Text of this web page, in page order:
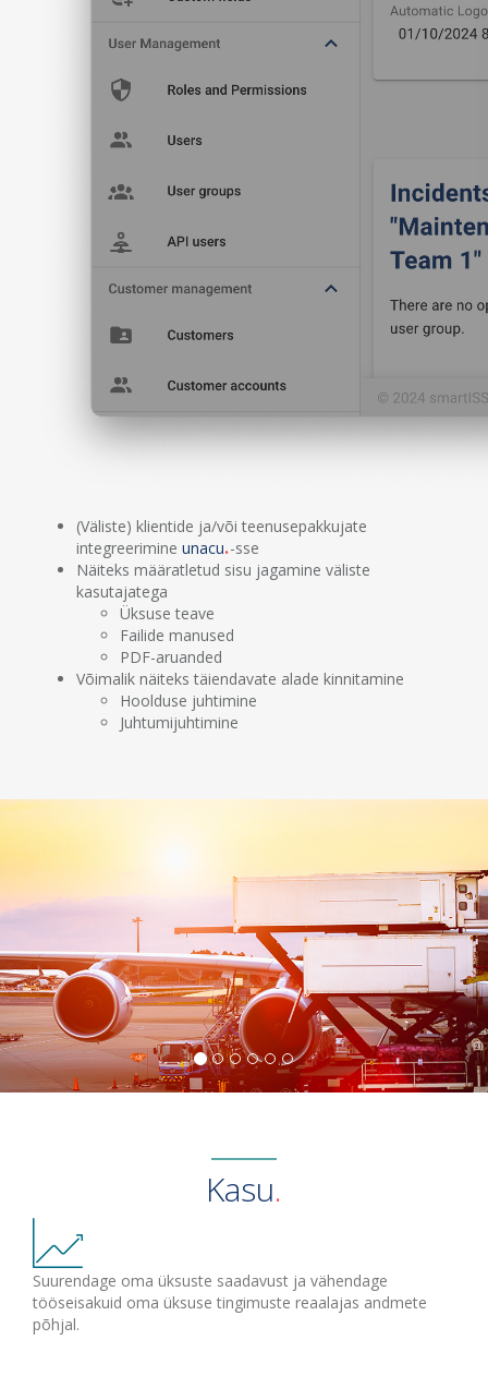
(Väliste) klientide ja/või teenusepakkujate
integreerimine unacu -sse
Näiteks määratletud sisu jagamine väliste
kasutajatega
Üksuse teave
Failide manused
PDF-aruanded
Võimalik näiteks täiendavate alade kinnitamine
Hoolduse juhtimine
Juhtumijuhtimine
Kasu
Suurendage oma üksuste saadavust ja vähendage
tööseisakuid oma üksuse tingimuste reaalajas andmete
põhjal.